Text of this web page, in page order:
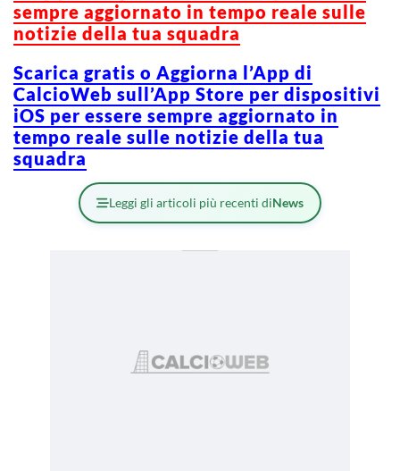
sempre aggiornato in tempo reale sulle
notizie della tua squadra
Scarica gratis o Aggiorna l’App di
CalcioWeb sull’App Store per dispositivi
iOS per essere sempre aggiornato in
tempo reale sulle notizie della tua
squadra
Leggi gli articoli più recenti diNews